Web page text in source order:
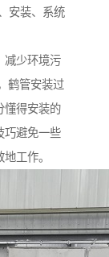
安装、系统
减少环境污
鹤管安装过
懂得安装的
巧避免一些
工作。